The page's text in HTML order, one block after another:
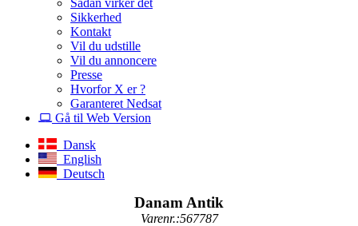
Sådan virker det
Sikkerhed
Kontakt
Vil du udstille
Vil du annoncere
Presse
Hvorfor X er ?
Garanteret Nedsat
Gå til Web Version
Dansk
English
Deutsch
Danam Antik
Varenr.:567787